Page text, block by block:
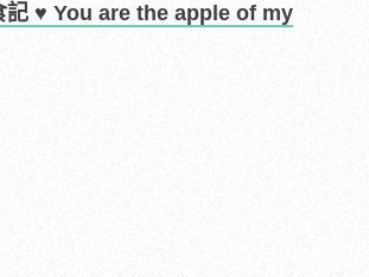
記 ♥ You are the apple of my